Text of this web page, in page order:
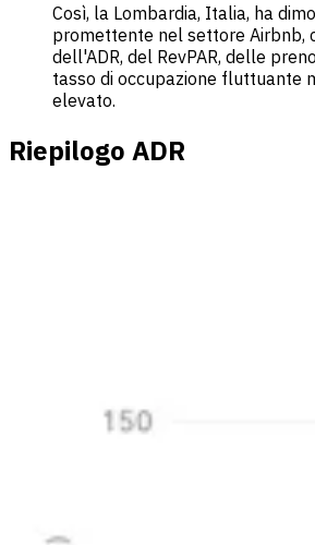
Così, la Lombardia, Italia, ha
promettente nel settore Airbnb,
dell'ADR, del RevPAR, delle
tasso di occupazione fluttuante
elevato.
Riepilogo ADR